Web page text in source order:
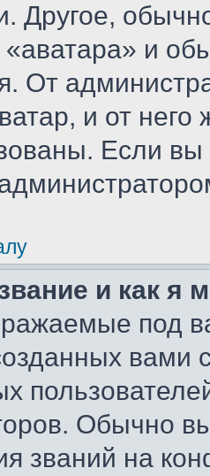
Другое,
«аватара» и
От
и от него
Если
и как я
под
Обычно
званий на